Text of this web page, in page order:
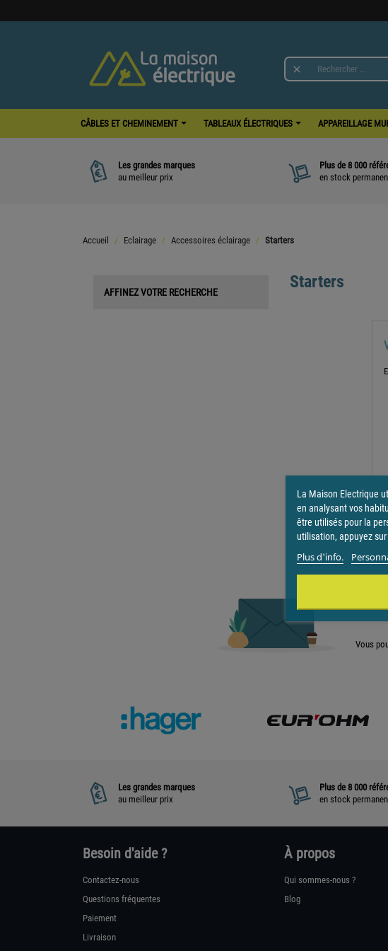

CÂBLES ET CHEMINEMENT TABLEAUX ÉLECTRIQUES APPAREILLAGE
Les grandes marques
au meilleur prix
Plus de 8 000
en stock
Accueil Eclairage Accessoires éclairage Starters
AFFINEZ VOTRE RECHERCHE
Starters
Vous
Les grandes marques
au meilleur prix
Plus de 8 000
en stock
Besoin d'aide ?
Contactez-nous
Questions fréquentes
Paiement
Livraison
À propos
Qui sommes-nous ?
Blog
La Maison Electrique
en analysant vos
être utilisés pour la
utilisation, appuyez
Plus d'info.